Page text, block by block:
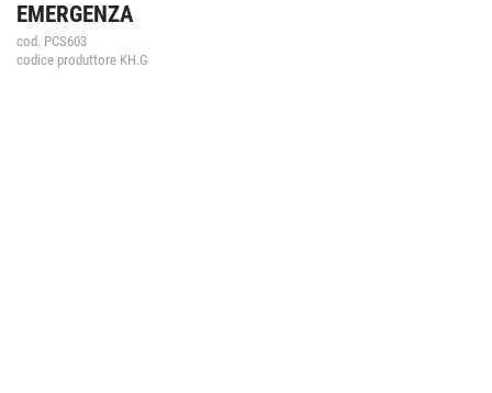
EMERGENZA
cod. PCS603
codice produttore KH.G